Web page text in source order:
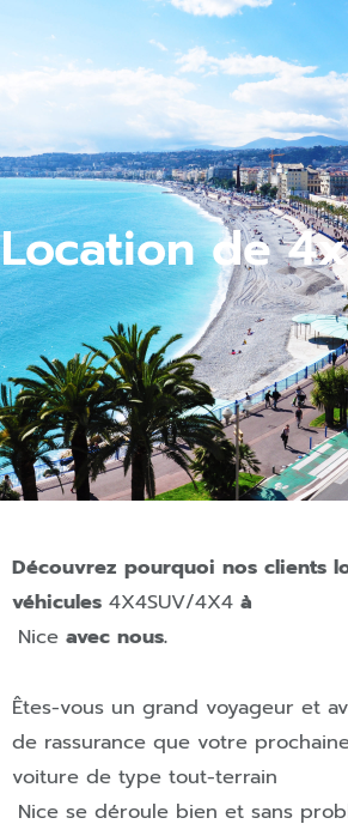
Location de
Découvrez pourquoi nos clients
véhicules 4X4SUV/4X4 à
Nice avec nous.
Êtes-vous un grand voyageur et
de rassurance que votre
voiture de type tout-terrain
Nice se déroule bien et sans